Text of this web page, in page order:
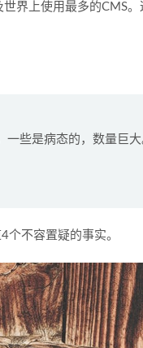
界上使用最多的CMS
些是病态的，数量巨
个不容置疑的事实。